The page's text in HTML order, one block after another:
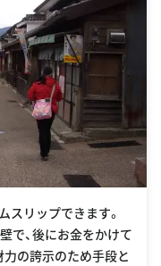
リップできます。
で、後にお金をかけて
力の誇示のため手段と